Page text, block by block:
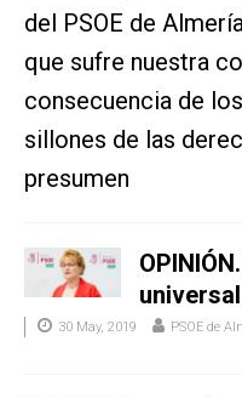
del PSOE de
que sufre nuestra
consecuencia de
sillones de las
presumen
universal
30 May, 2019 PSOE de